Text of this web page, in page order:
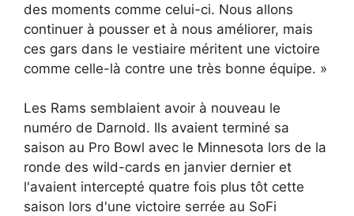
des moments comme celui-ci. Nous allons
continuer à pousser et à nous améliorer, mais
ces gars dans le vestiaire méritent une victoire
comme celle-là contre une très bonne équipe. »
Les Rams semblaient avoir à nouveau le
numéro de Darnold. Ils avaient terminé sa
saison au Pro Bowl avec le Minnesota lors de la
ronde des wild-cards en janvier dernier et
l'avaient intercepté quatre fois plus tôt cette
saison lors d'une victoire serrée au SoFi